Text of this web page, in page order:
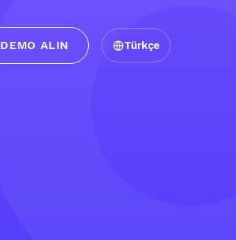
DEMO ALIN Türkçe